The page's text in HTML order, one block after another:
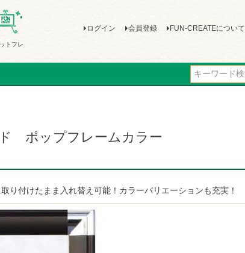
トフレ
ログイン 会員登録 FUN-CREATEについて
ポップフレームカラー
り付けたまま入れ替え可能！カラーバリエーションも充実！